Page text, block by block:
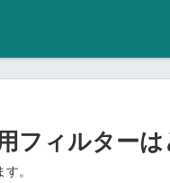
フィルターは
。